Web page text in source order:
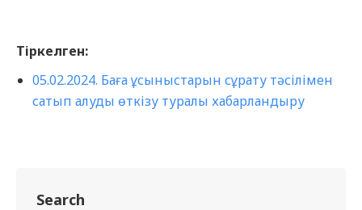
Тіркелген:
05.02.2024. Баға ұсыныстарын сұрату тәсілімен
сатып алуды өткізу туралы хабарландыру
Search